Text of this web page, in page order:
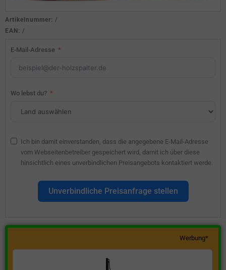
Artikelnummer: /
EAN: /
E-Mail-Adresse
Wo lebst du?
Ich bin damit einverstanden, dass die angegebene E-Mail-Adresse
vom Webseitenbetreiber gespeichert wird, damit ich über diese
hinsichtlich eines unverbindlichen Preisangebots kontaktiert werde.
Unverbindliche Preisanfrage stellen
Werbung*